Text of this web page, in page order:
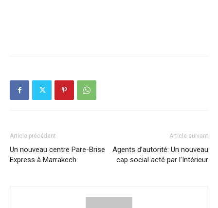
Article précédent
Un nouveau centre Pare-Brise
Express à Marrakech
Article suivant
Agents d’autorité: Un nouveau
cap social acté par l’Intérieur